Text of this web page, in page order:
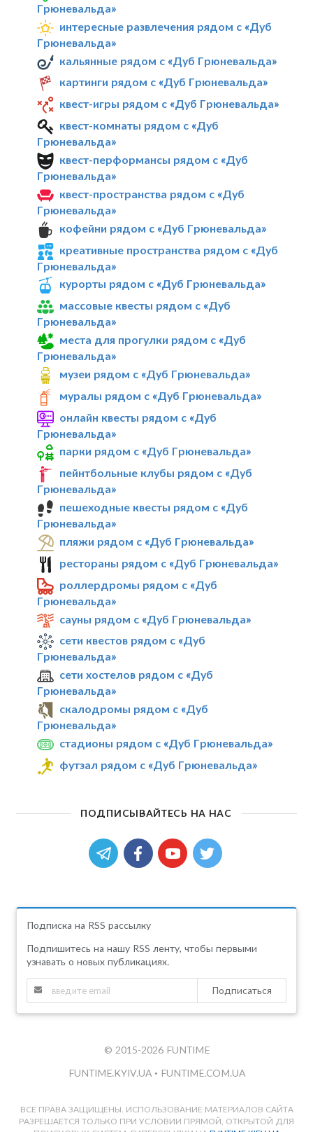
Грюневальда»
интересные развлечения рядом с «Дуб
Грюневальда»
кальянные рядом с «Дуб Грюневальда»
картинги рядом с «Дуб Грюневальда»
квест-игры рядом с «Дуб Грюневальда»
квест-комнаты рядом с «Дуб
Грюневальда»
квест-перформансы рядом с «Дуб
Грюневальда»
квест-пространства рядом с «Дуб
Грюневальда»
кофейни рядом с «Дуб Грюневальда»
креативные пространства рядом с «Дуб
Грюневальда»
курорты рядом с «Дуб Грюневальда»
массовые квесты рядом с «Дуб
Грюневальда»
места для прогулки рядом с «Дуб
Грюневальда»
музеи рядом с «Дуб Грюневальда»
муралы рядом с «Дуб Грюневальда»
онлайн квесты рядом с «Дуб
Грюневальда»
парки рядом с «Дуб Грюневальда»
пейнтбольные клубы рядом с «Дуб
Грюневальда»
пешеходные квесты рядом с «Дуб
Грюневальда»
пляжи рядом с «Дуб Грюневальда»
рестораны рядом с «Дуб Грюневальда»
роллердромы рядом с «Дуб
Грюневальда»
сауны рядом с «Дуб Грюневальда»
сети квестов рядом с «Дуб
Грюневальда»
сети хостелов рядом с «Дуб
Грюневальда»
скалодромы рядом с «Дуб
Грюневальда»
стадионы рядом с «Дуб Грюневальда»
футзал рядом с «Дуб Грюневальда»
ПОДПИСЫВАЙТЕСЬ НА НАС
Подписка на RSS рассылку
Подпишитесь на нашу RSS ленту, чтобы первыми
узнавать о новых публикациях.
Подписаться
© 2015-2026 FUNTIME
FUNTIME.KYIV.UA • FUNTIME.COM.UA
ВСЕ ПРАВА ЗАЩИЩЕНЫ. ИСПОЛЬЗОВАНИЕ МАТЕРИАЛОВ САЙТА
РАЗРЕШАЕТСЯ ТОЛЬКО ПРИ УСЛОВИИ ПРЯМОЙ, ОТКРЫТОЙ ДЛЯ